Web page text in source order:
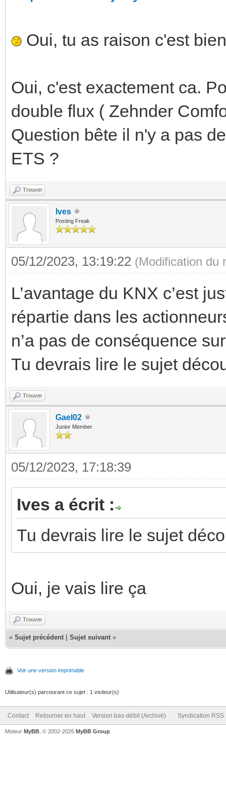
Oui, tu as raison c'est
Oui, c'est exactement ca.
double flux ( Zehnder
Question bête il n'y a pas
ETS ?
Trouver
Ives
Posting Freak
05/12/2023, 13:19:22 (Modification du
L’avantage du KNX c’est
répartie dans les
n’a pas de conséquence
Tu devrais lire le sujet
Trouver
Gael02
Junior Member
05/12/2023, 17:18:39
Ives a écrit :
Tu devrais lire le sujet
Oui, je vais lire ça
Trouver
« Sujet précédent Sujet suivant »
Voir une version imprimable
Utilisateur(s) parcourant ce sujet : 1 visiteur(s)
Contact Retourner en haut Version bas-débit (Archivé) Syndication RSS
Moteur MyBB , © 2002-2026 MyBB Group